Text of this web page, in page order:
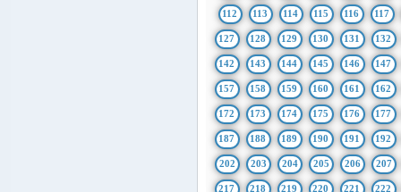
112 113 114 115 116 117
127 128 129 130 131 132
142 143 144 145 146 147
157 158 159 160 161 162
172 173 174 175 176 177
187 188 189 190 191 192
202 203 204 205 206 207
217 218 219 220 221 222